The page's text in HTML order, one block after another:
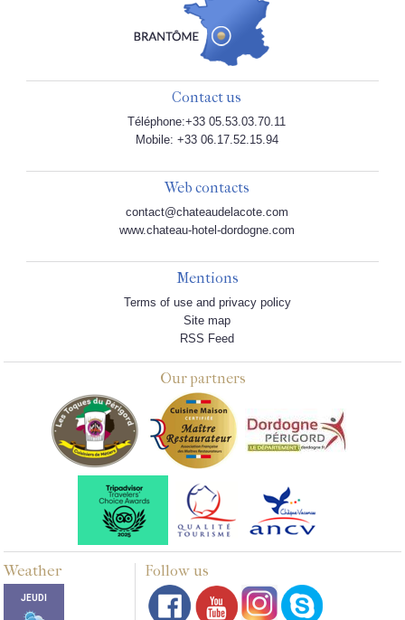
Contact us
Téléphone:+33 05.53.03.70.11
Mobile: +33 06.17.52.15.94
Web contacts
contact@chateaudelacote.com
www.chateau-hotel-dordogne.com
Mentions
Terms of use and privacy policy
Site map
RSS Feed
Our partners
Weather Follow us